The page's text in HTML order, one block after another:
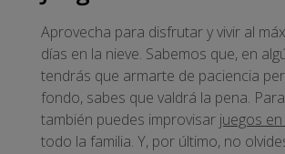
Aprovecha para disfrutar y vivir al
días en la nieve. Sabemos que, en
tendrás que armarte de paciencia
fondo, sabes que valdrá la pena.
también puedes improvisar juegos
todo la familia. Y, por último, no